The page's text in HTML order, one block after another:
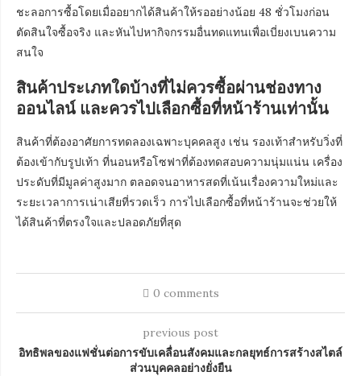
ชะลอการซื้อโดยเมื่ออยากได้สินค้าให้รออย่างน้อย 48 ชั่วโมงก่อน
ตัดสินใจซื้อจริง และหันไปหากิจกรรมอื่นทดแทนเพื่อเบี่ยงเบนความ
สนใจ
สินค้าประเภทใดบ้างที่ไม่ควรซื้อผ่านช่องทาง
ออนไลน์ และควรไปเลือกซื้อที่หน้าร้านเท่านั้น
สินค้าที่ต้องอาศัยการทดลองเฉพาะบุคคลสูง เช่น รองเท้าสำหรับวิ่งที่
ต้องเข้ากับรูปเท้า ที่นอนหรือโซฟาที่ต้องทดสอบความนุ่มแน่น เครื่อง
ประดับที่มีมูลค่าสูงมาก ตลอดจนอาหารสดที่เน้นเรื่องความใหม่และ
ระยะเวลาการเน่าเสียที่รวดเร็ว การไปเลือกซื้อที่หน้าร้านจะช่วยให้
ได้สินค้าที่ตรงใจและปลอดภัยที่สุด
0 comments
previous post
อิทธิพลของแฟชั่นต่อการขับเคลื่อนสังคมและกลยุทธ์การสร้างสไตล์
ส่วนบุคคลอย่างยั่งยืน